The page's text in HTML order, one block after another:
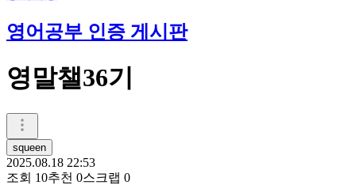
영어공부 인증 게시판
영말챌36기
squeen
2025.08.18 22:53
조회 10추천 0스크랩 0